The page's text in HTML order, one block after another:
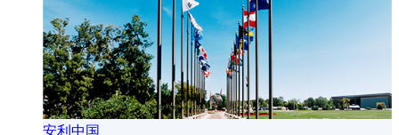
安利中国